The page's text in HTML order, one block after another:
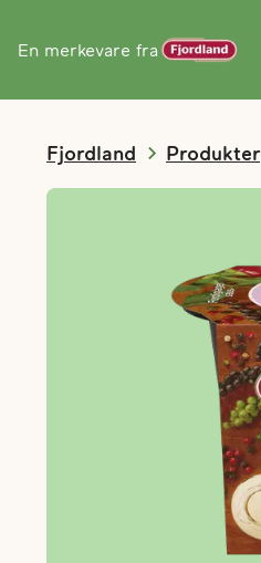
En merkevare fra
Fjordland Produkter